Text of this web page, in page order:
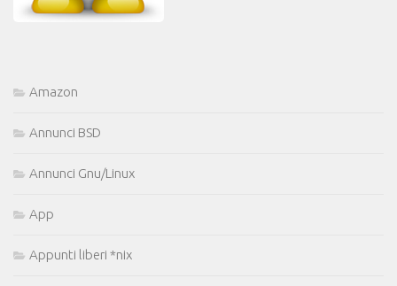
Amazon
Annunci BSD
Annunci Gnu/Linux
App
Appunti liberi *nix